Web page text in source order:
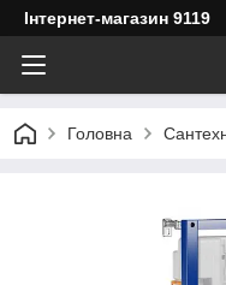
Інтернет-магазин 9119
Головна